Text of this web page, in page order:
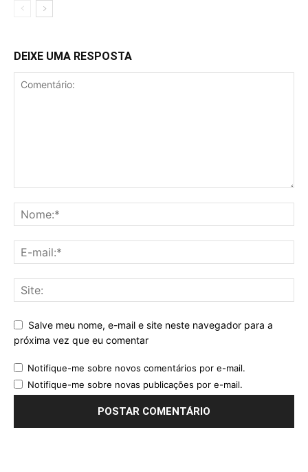
DEIXE UMA RESPOSTA
Salve meu nome, e-mail e site neste navegador para a
próxima vez que eu comentar
Notifique-me sobre novos comentários por e-mail.
Notifique-me sobre novas publicações por e-mail.